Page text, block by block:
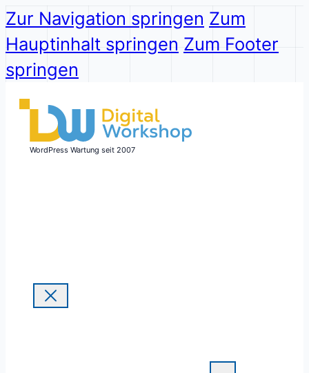
Zur Navigation springen Zum
Hauptinhalt springen Zum Footer
springen
WordPress Wartung seit 2007